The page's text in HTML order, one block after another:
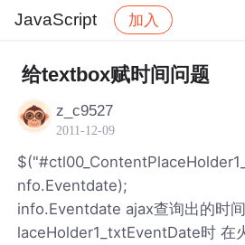
JavaScript 加入
社区 JavaScript 帖子详情
给textbox赋时间问题
z_c9527
2011-12-09
nfo.Eventdate);
info.Eventdate ajax查询出的时
laceHolder1_txtEventDate时 在